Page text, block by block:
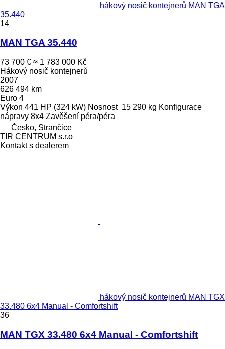
hákový nosič kontejnerů MAN TGA
35.440
14
MAN TGA 35.440
73 700 € ≈ 1 783 000 Kč
Hákový nosič kontejnerů
2007
626 494 km
Euro 4
Výkon 441 HP (324 kW) Nosnost 15 290 kg Konfigurace
nápravy 8x4 Zavěšení péra/péra
Česko, Strančice
TIR CENTRUM s.r.o
Kontakt s dealerem
hákový nosič kontejnerů MAN TGX
33.480 6x4 Manual - Comfortshift
36
MAN TGX 33.480 6x4 Manual - Comfortshift